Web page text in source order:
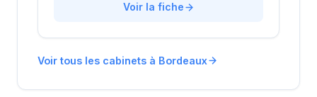
Voir la fiche
Voir tous les cabinets à Bordeaux